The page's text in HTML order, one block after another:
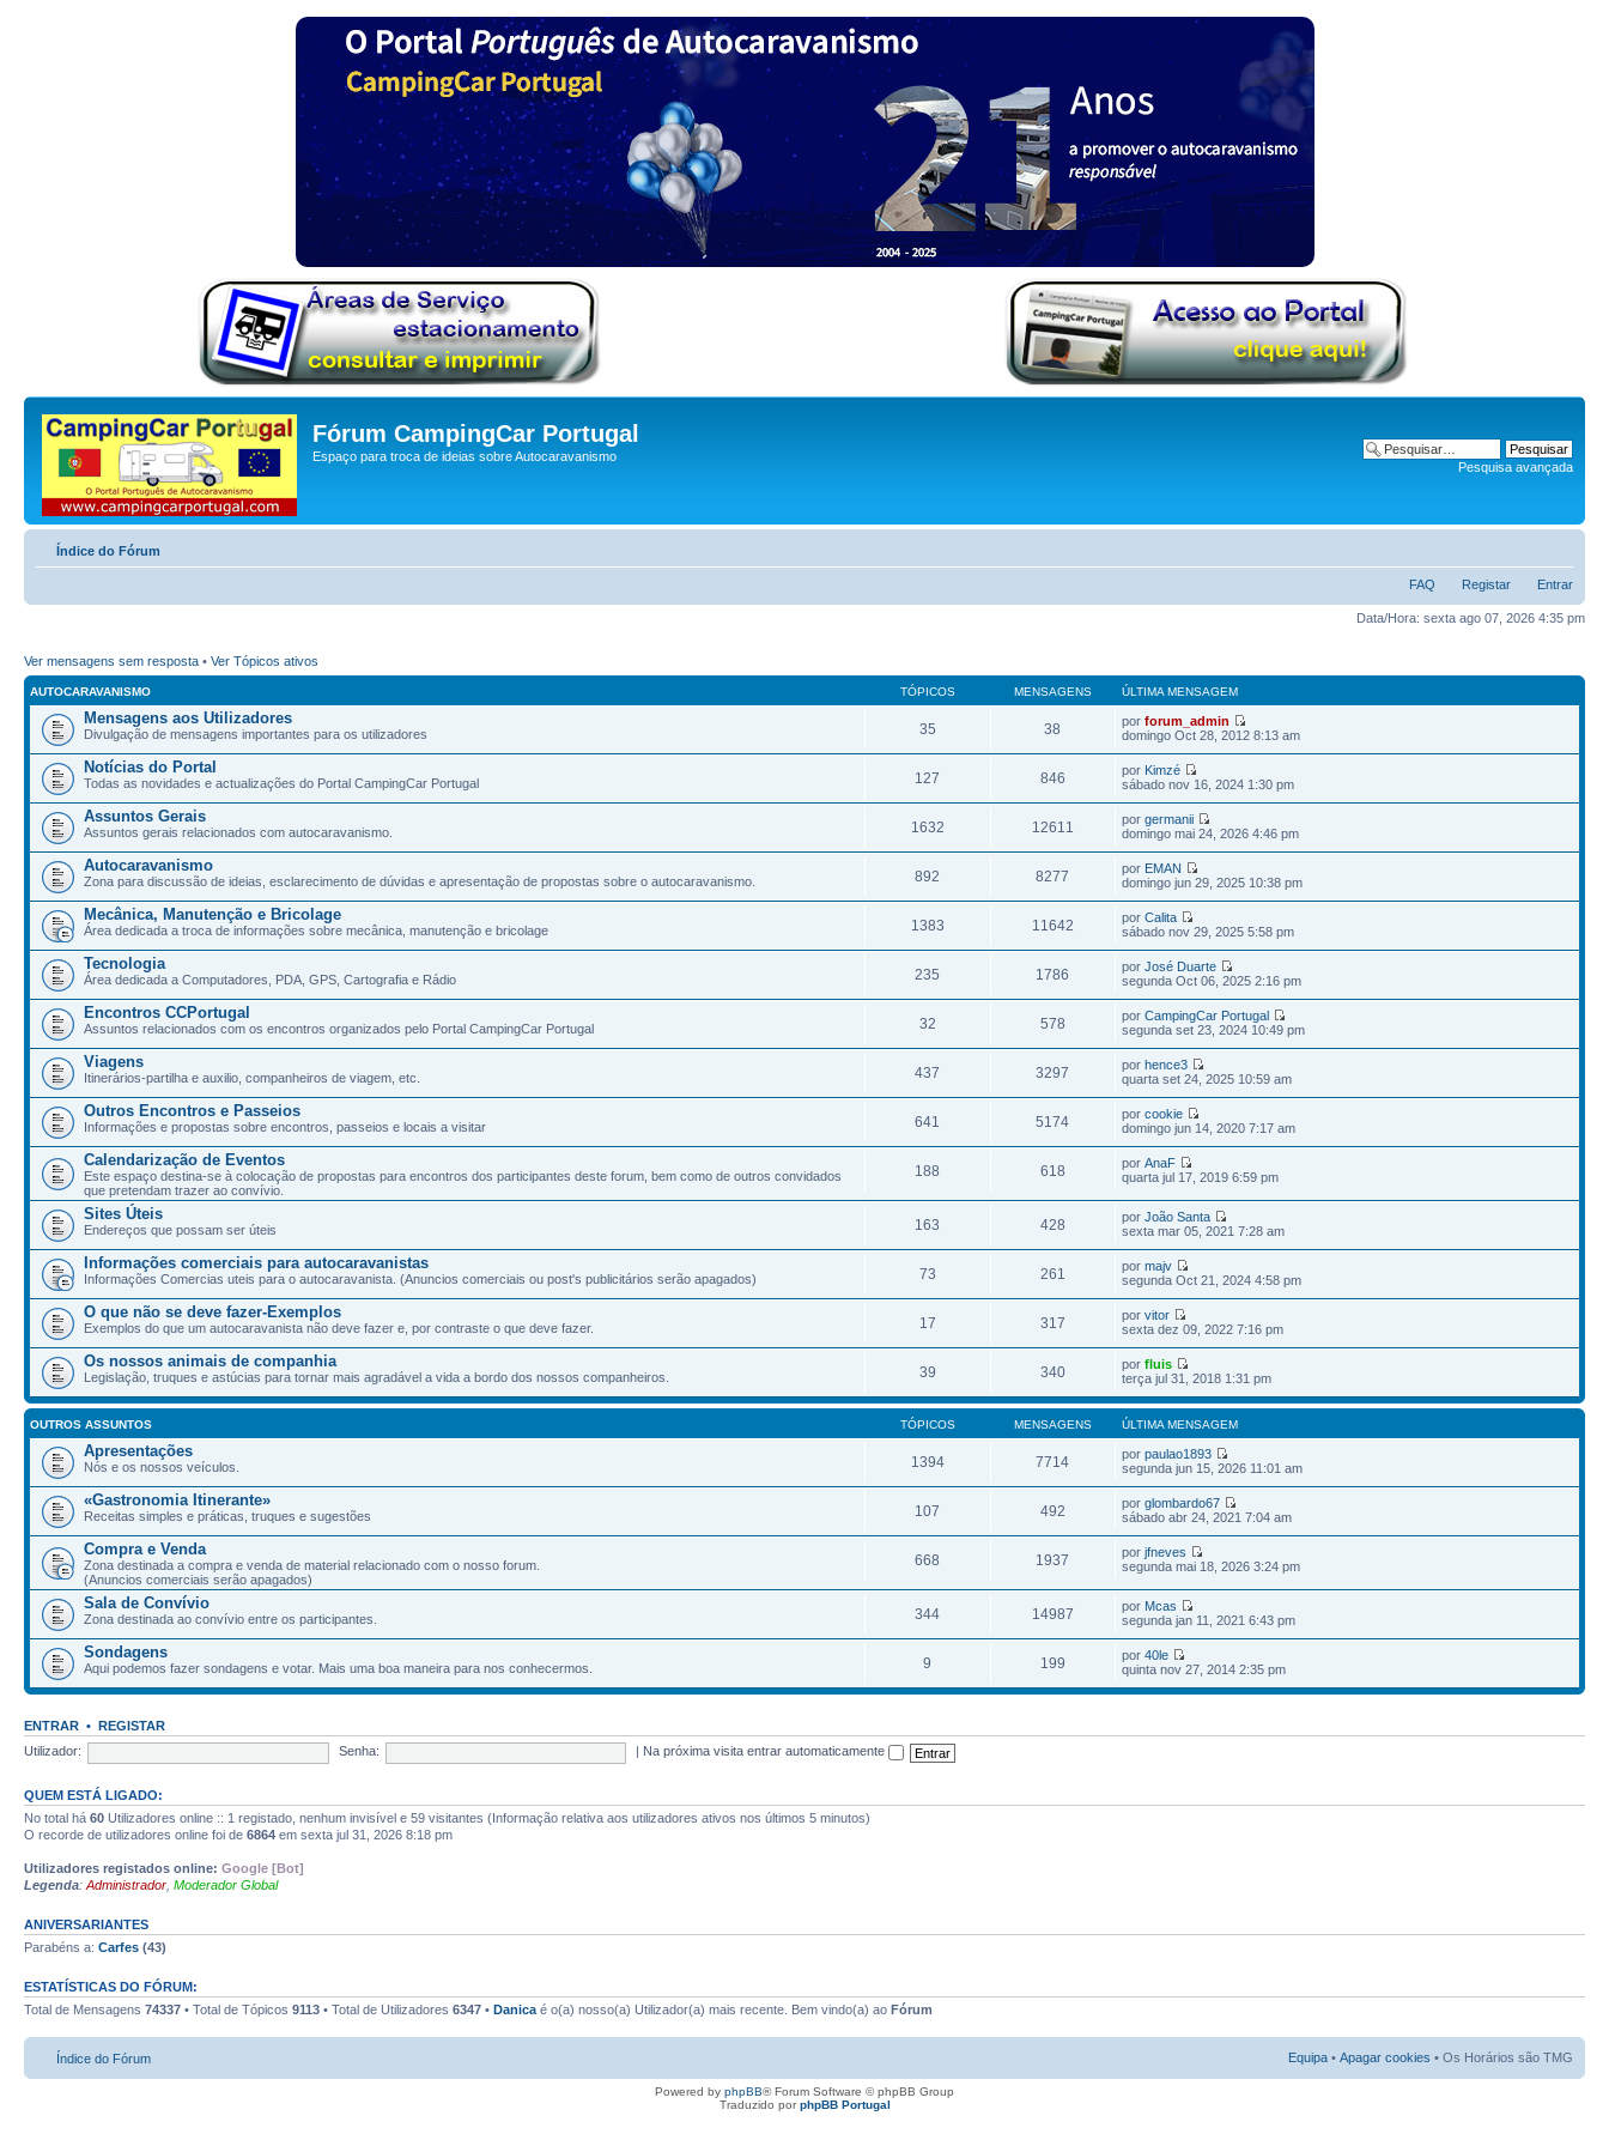
Fórum CampingCar Portugal
Espaço para troca de ideias sobre Autocaravanismo
Pesquisa avançada
Índice do Fórum
FAQ Registar Entrar
Data/Hora: sexta ago 07, 2026 4:35 pm
Ver mensagens sem resposta • Ver Tópicos ativos
AUTOCARAVANISMO TÓPICOS MENSAGENS ÚLTIMA MENSAGEM
Mensagens aos Utilizadores
Divulgação de mensagens importantes para os utilizadores 35 38 porforum_admin
domingo Oct 28, 2012 8:13 am
Notícias do Portal
Todas as novidades e actualizações do Portal CampingCar Portugal 127 846 por Kimzé
sábado nov 16, 2024 1:30 pm
Assuntos Gerais
Assuntos gerais relacionados com autocaravanismo. 1632 12611 porgermanii
domingo mai 24, 2026 4:46 pm
Autocaravanismo
Zona para discussão de ideias, esclarecimento de dúvidas e apresentação de propostas sobre o autocaravanismo. 892 8277 por EMAN
domingo jun 29, 2025 10:38 pm
Mecânica, Manutenção e Bricolage
Área dedicada a troca de informações sobre mecânica, manutenção e bricolage 1383 11642 porCalita
sábado nov 29, 2025 5:58 pm
Tecnologia
Área dedicada a Computadores, PDA, GPS, Cartografia e Rádio 235 1786 porJosé Duarte
segunda Oct 06, 2025 2:16 pm
Encontros CCPortugal
Assuntos relacionados com os encontros organizados pelo Portal CampingCar Portugal 32 578 porCampingCar Portugal
segunda set 23, 2024 10:49 pm
Viagens
Itinerários-partilha e auxilio, companheiros de viagem, etc. 437 3297 porhence3
quarta set 24, 2025 10:59 am
Outros Encontros e Passeios
Informações e propostas sobre encontros, passeios e locais a visitar 641 5174 porcookie
domingo jun 14, 2020 7:17 am
Calendarização de Eventos
Este espaço destina-se à colocação de propostas para encontros dos participantes deste forum, bem como de outros convidados
que pretendam trazer ao convívio.
188 618 porAnaF
quarta jul 17, 2019 6:59 pm
Sites Úteis
Endereços que possam ser úteis 163 428 porJoão Santa
sexta mar 05, 2021 7:28 am
Informações comerciais para autocaravanistas
Informações Comercias uteis para o autocaravanista. (Anuncios comerciais ou post's publicitários serão apagados) 73 261 pormajv
segunda Oct 21, 2024 4:58 pm
O que não se deve fazer-Exemplos
Exemplos do que um autocaravanista não deve fazer e, por contraste o que deve fazer. 17 317 porvitor
sexta dez 09, 2022 7:16 pm
Os nossos animais de companhia
Legislação, truques e astúcias para tornar mais agradável a vida a bordo dos nossos companheiros. 39 340 porfluis
terça jul 31, 2018 1:31 pm
OUTROS ASSUNTOS TÓPICOS MENSAGENS ÚLTIMA MENSAGEM
Apresentações
Nós e os nossos veículos. 1394 7714 porpaulao1893
segunda jun 15, 2026 11:01 am
«Gastronomia Itinerante»
Receitas simples e práticas, truques e sugestões 107 492 porglombardo67
sábado abr 24, 2021 7:04 am
Compra e Venda
Zona destinada a compra e venda de material relacionado com o nosso forum.
(Anuncios comerciais serão apagados)
668 1937 porjfneves
segunda mai 18, 2026 3:24 pm
Sala de Convívio
Zona destinada ao convívio entre os participantes. 344 14987 por Mcas
segunda jan 11, 2021 6:43 pm
Sondagens
Aqui podemos fazer sondagens e votar. Mais uma boa maneira para nos conhecermos. 9 199 por40le
quinta nov 27, 2014 2:35 pm
ENTRAR • REGISTAR
Utilizador:
Senha: Na próxima visita entrar automaticamente
QUEM ESTÁ LIGADO:
No total há 60 Utilizadores online :: 1 registado, nenhum invisível e 59 visitantes (Informação relativa aos utilizadores ativos nos últimos 5 minutos)
O recorde de utilizadores online foi de 6864 em sexta jul 31, 2026 8:18 pm
Utilizadores registados online: Google [Bot]
Legenda: Administrador Moderador Global
ANIVERSARIANTES
Parabéns a: Carfes (43)
ESTATÍSTICAS DO FÓRUM:
Total de Mensagens 74337 • Total de Tópicos 9113 • Total de Utilizadores 6347 • Danica é o(a) nosso(a) Utilizador(a) mais recente. Bem vindo(a) ao Fórum
Índice do Fórum Equipa • Apagar cookies • Os Horários são TMG
Powered by phpBB® Forum Software © phpBB Group
Traduzido porphpBB Portugal